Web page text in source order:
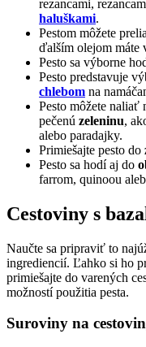
rezancami,
haluškami.
Pestom môžete
ďalším olejom máte
Pesto sa výborne
Pesto predstavuje
chlebom na
Pesto môžete naliať
pečenú zeleninu,
alebo paradajky.
Primiešajte pesto do
Pesto sa hodí aj do
farrom, quinoou
Cestoviny s
Naučte sa pripraviť to
ingrediencií. Ľahko si ho
primiešajte do varených
možností použitia pesta.
Suroviny na